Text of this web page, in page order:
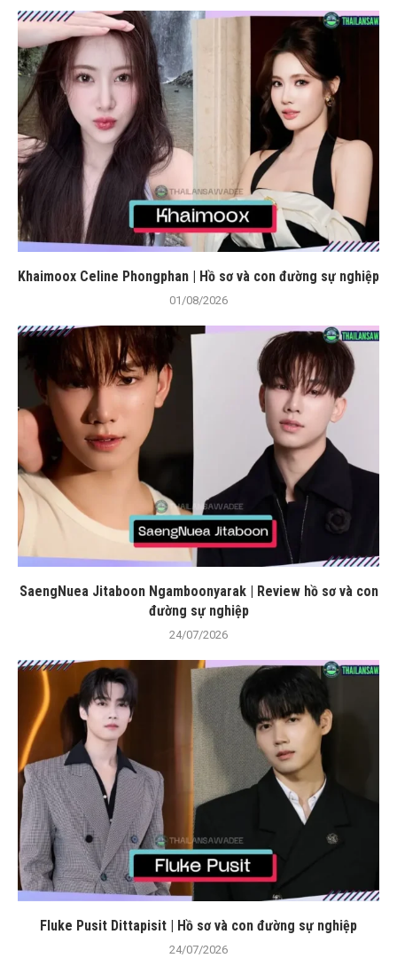
Khaimoox Celine Phongphan | Hồ sơ và con đường sự nghiệp
01/08/2026
SaengNuea Jitaboon Ngamboonyarak | Review hồ sơ và con
đường sự nghiệp
24/07/2026
Fluke Pusit Dittapisit | Hồ sơ và con đường sự nghiệp
24/07/2026